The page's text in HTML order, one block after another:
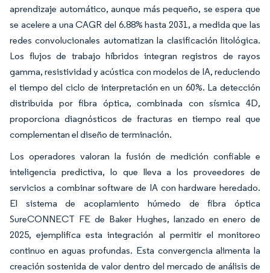
aprendizaje automático, aunque más pequeño, se espera que
se acelere a una CAGR del 6.88% hasta 2031, a medida que las
redes convolucionales automatizan la clasificación litológica.
Los flujos de trabajo híbridos integran registros de rayos
gamma, resistividad y acústica con modelos de IA, reduciendo
el tiempo del ciclo de interpretación en un 60%. La detección
distribuida por fibra óptica, combinada con sísmica 4D,
proporciona diagnósticos de fracturas en tiempo real que
complementan el diseño de terminación.
Los operadores valoran la fusión de medición confiable e
inteligencia predictiva, lo que lleva a los proveedores de
servicios a combinar software de IA con hardware heredado.
El sistema de acoplamiento húmedo de fibra óptica
SureCONNECT FE de Baker Hughes, lanzado en enero de
2025, ejemplifica esta integración al permitir el monitoreo
continuo en aguas profundas. Esta convergencia alimenta la
creación sostenida de valor dentro del mercado de análisis de